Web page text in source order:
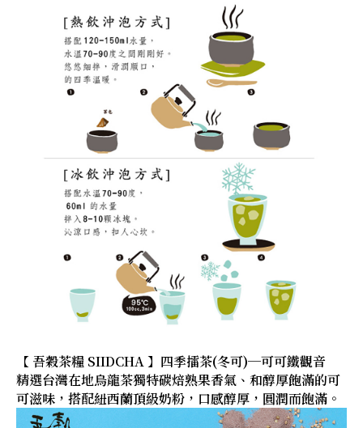
【 吾穀茶糧 SIIDCHA 】四季擂茶(冬可)─可可鐵觀音
精選台灣在地烏龍茶獨特碳焙熟果香氣、和醇厚飽滿的可
可滋味，搭配紐西蘭頂級奶粉，口感醇厚，圓潤而飽滿。